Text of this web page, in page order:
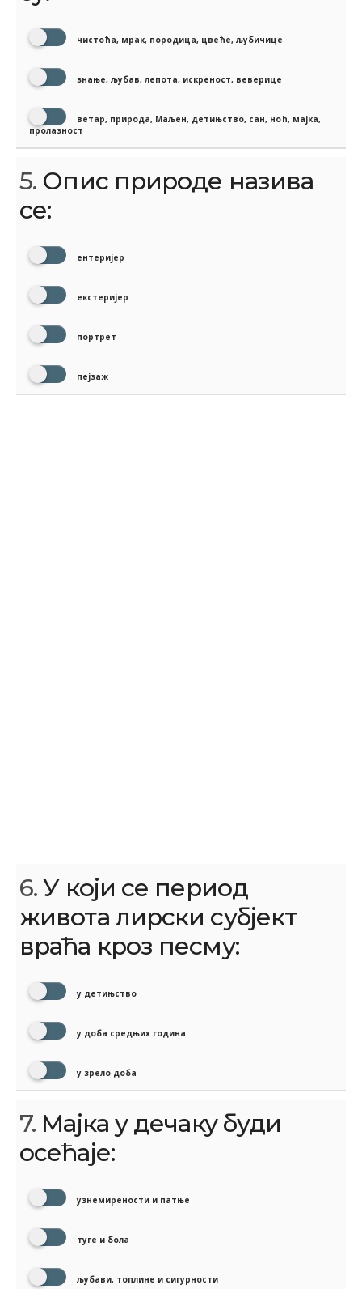
чистоћа, мрак, породица, цвеће, љубичице
знање, љубав, лепота, искреност, веверице
ветар, природа, Маљен, детињство, сан, ноћ, мајка,
пролазност
5. Опис природе назива
се:
ентеријер
екстеријер
портрет
пејзаж
6.У који се период
живота лирски субјект
враћа кроз песму:
у детињство
у доба средњих година
у зрело доба
7. Мајка у дечаку буди
осећаје:
узнемирености и патње
туге и бола
љубави, топлине и сигурности